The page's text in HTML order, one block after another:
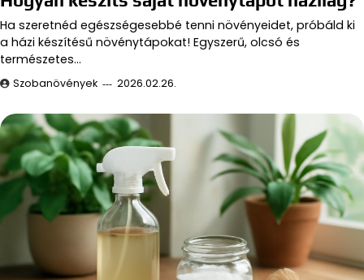
Ha szeretnéd egészségesebbé tenni növényeidet, próbáld ki
a házi készítésű növénytápokat! Egyszerű, olcsó és
természetes…
Szobanövények 2026.02.26.